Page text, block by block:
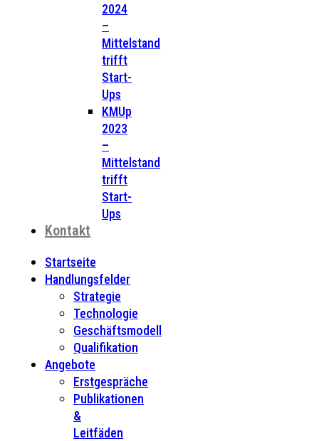
2024
–
Mittelstand
trifft
Start-
Ups
KMUp
2023
–
Mittelstand
trifft
Start-
Ups
Kontakt
Startseite
Handlungsfelder
Strategie
Technologie
Geschäftsmodell
Qualifikation
Angebote
Erstgespräche
Publikationen
&
Leitfäden